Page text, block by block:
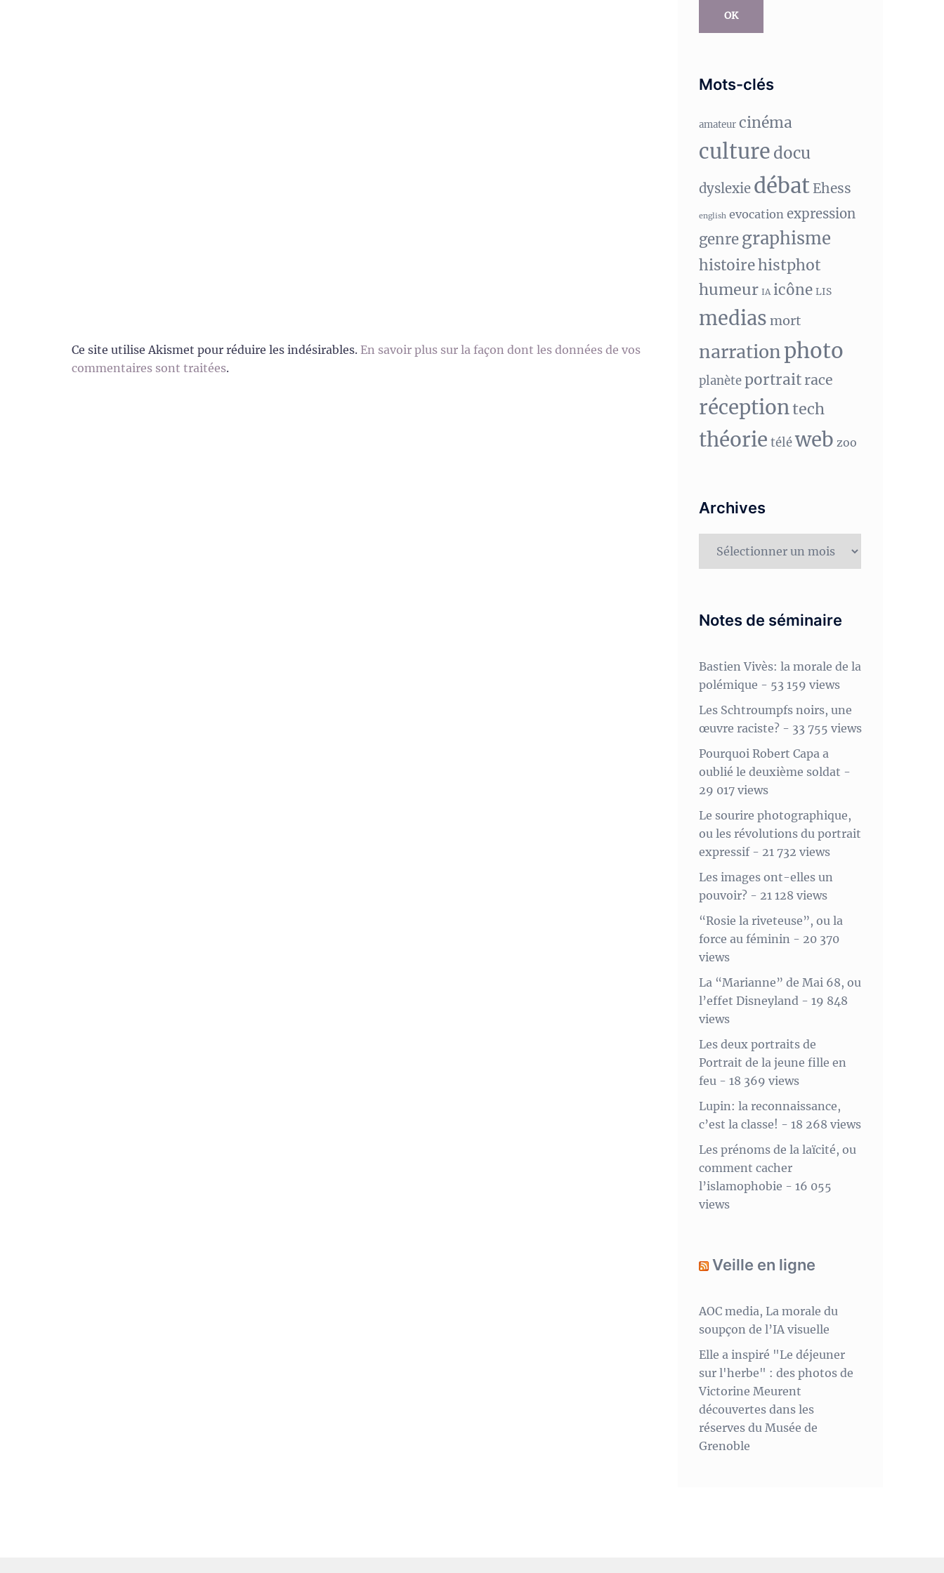
Ce site utilise Akismet pour réduire les indésirables. En savoir plus sur la façon dont les données de vos
commentaires sont traitées.
OK
Mots-clés
amateur cinéma
culture docu
dyslexie débat Ehess
english evocation expression
genre graphisme
histoirehistphot
humeur IA icône LIS
medias mort
narrationphoto
planète portrait race
réceptiontech
théorie téléweb zoo
Archives
Notes de séminaire
Bastien Vivès: la morale de la
polémique - 53 159 views
Les Schtroumpfs noirs, une
œuvre raciste?- 33 755 views
Pourquoi Robert Capa a
oublié le deuxième soldat -
29 017 views
Le sourire photographique,
ou les révolutions du portrait
expressif- 21 732 views
Les images ont-elles un
pouvoir?- 21 128 views
“Rosie la riveteuse”, ou la
force au féminin - 20 370
views
La “Marianne” de Mai 68, ou
l’effet Disneyland - 19 848
views
Les deux portraits de
Portrait de la jeune fille en
feu - 18 369 views
Lupin: la reconnaissance,
c’est la classe! - 18 268 views
Les prénoms de la laïcité, ou
comment cacher
l’islamophobie - 16 055
views
Veille en ligne
AOC media, La morale du
soupçon de l’IA visuelle
Elle a inspiré "Le déjeuner
sur l'herbe" : des photos de
Victorine Meurent
découvertes dans les
réserves du Musée de
Grenoble